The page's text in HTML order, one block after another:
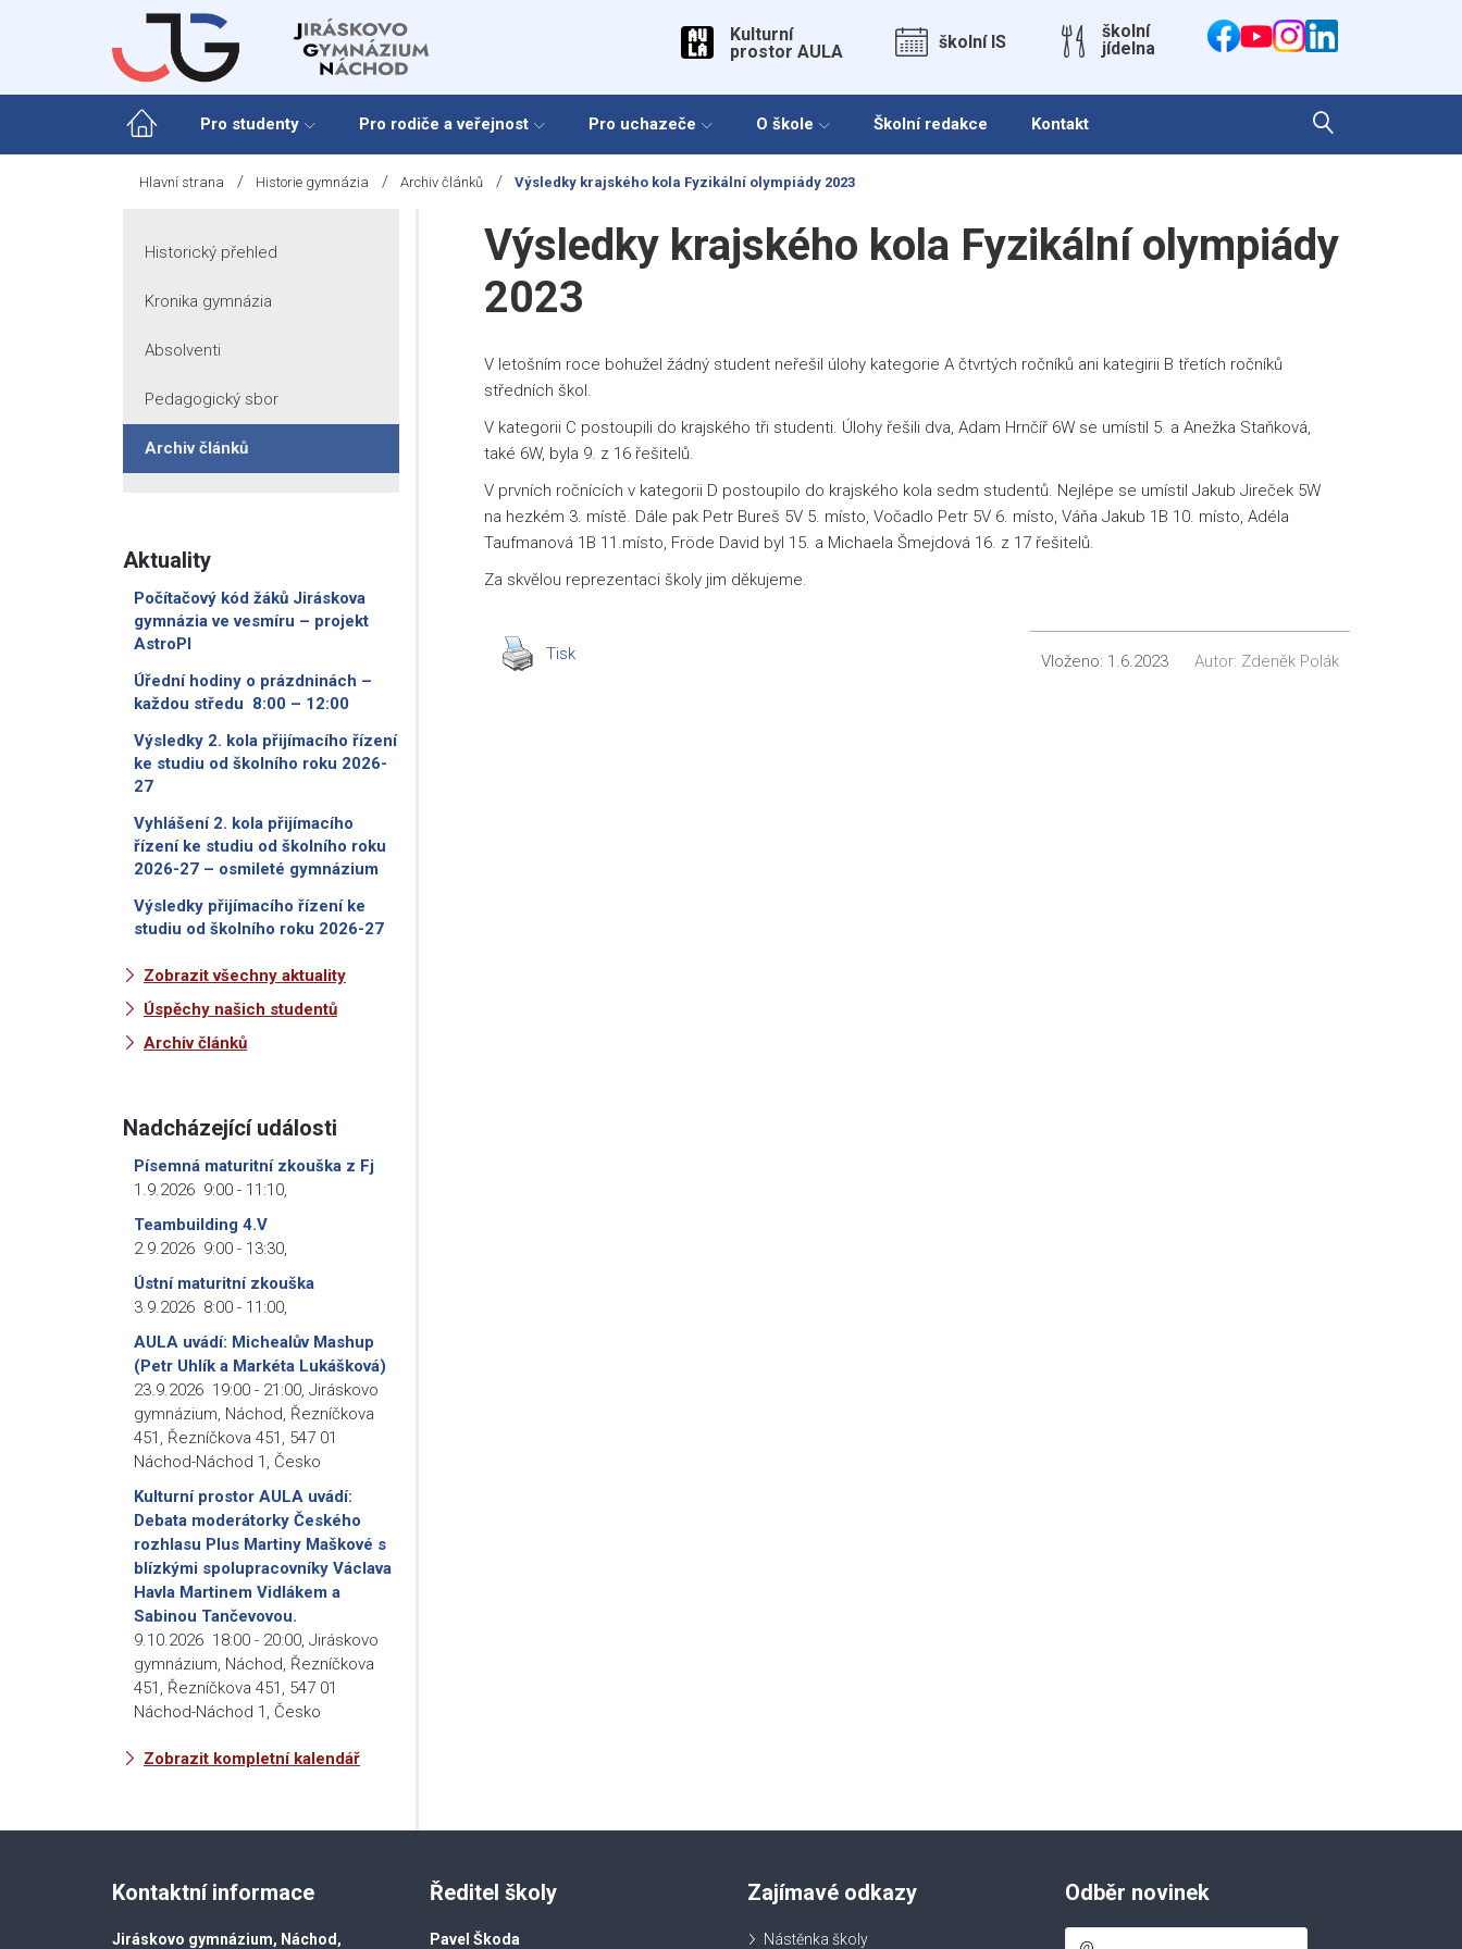
Kulturní
prostor AULA
školní IS
školní
jídelna
Pro studenty Pro rodiče a veřejnost Pro uchazeče O škole Školní redakce Kontakt
Hlavní strana / Historie gymnázia / Archiv článků / Výsledky krajského kola Fyzikální olympiády 2023
Výsledky krajského kola Fyzikální olympiády
2023
V letošním roce bohužel žádný student neřešil úlohy kategorie A čtvrtých ročníků ani kategirii B třetích ročníků
středních škol.
V kategorii C postoupili do krajského tři studenti. Úlohy řešili dva, Adam Hrnčíř 6W se umístil 5. a Anežka Staňková,
také 6W, byla 9. z 16 řešitelů.
V prvních ročnících v kategorii D postoupilo do krajského kola sedm studentů. Nejlépe se umístil Jakub Jireček 5W
na hezkém 3. místě. Dále pak Petr Bureš 5V 5. místo, Vočadlo Petr 5V 6. místo, Váňa Jakub 1B 10. místo, Adéla
Taufmanová 1B 11.místo, Fröde David byl 15. a Michaela Šmejdová 16. z 17 řešitelů.
Za skvělou reprezentaci školy jim děkujeme.
Tisk Vloženo: 1.6.2023 Autor: Zdeněk Polák
Historický přehled
Kronika gymnázia
Absolventi
Pedagogický sbor
Archiv článků
Aktuality
Počítačový kód žáků Jiráskova
gymnázia ve vesmíru – projekt
AstroPI
Úřední hodiny o prázdninách –
každou středu 8:00 – 12:00
Výsledky 2. kola přijímacího řízení
ke studiu od školního roku 2026-
27
Vyhlášení 2. kola přijímacího
řízení ke studiu od školního roku
2026-27 – osmileté gymnázium
Výsledky přijímacího řízení ke
studiu od školního roku 2026-27
Zobrazit všechny aktuality
Úspěchy našich studentů
Archiv článků
Nadcházející události
Písemná maturitní zkouška z Fj
1.9.2026 9:00 - 11:10
Teambuilding 4.V
2.9.2026 9:00 - 13:30
Ústní maturitní zkouška
3.9.2026 8:00 - 11:00
AULA uvádí: Michealův Mashup
(Petr Uhlík a Markéta Lukášková)
23.9.2026 19:00 - 21:00 Jiráskovo
gymnázium, Náchod, Řezníčkova
451, Řezníčkova 451, 547 01
Náchod-Náchod 1, Česko
Kulturní prostor AULA uvádí:
Debata moderátorky Českého
rozhlasu Plus Martiny Maškové s
blízkými spolupracovníky Václava
Havla Martinem Vidlákem a
Sabinou Tančevovou.
9.10.2026 18:00 - 20:00 Jiráskovo
gymnázium, Náchod, Řezníčkova
451, Řezníčkova 451, 547 01
Náchod-Náchod 1, Česko
Zobrazit kompletní kalendář
Kontaktní informace
Jiráskovo gymnázium, Náchod,
Ředitel školy
Pavel Škoda
Zajímavé odkazy
Nástěnka školy
Odběr novinek